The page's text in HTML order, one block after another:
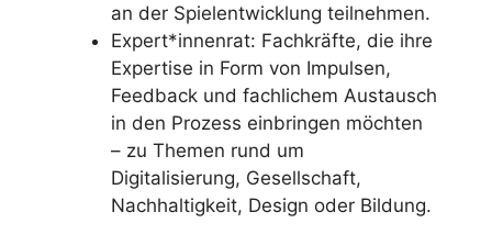
an der Spielentwicklung teilnehmen.
Expert*innenrat: Fachkräfte, die ihre
Expertise in Form von Impulsen,
Feedback und fachlichem Austausch
in den Prozess einbringen möchten
– zu Themen rund um
Digitalisierung, Gesellschaft,
Nachhaltigkeit, Design oder Bildung.